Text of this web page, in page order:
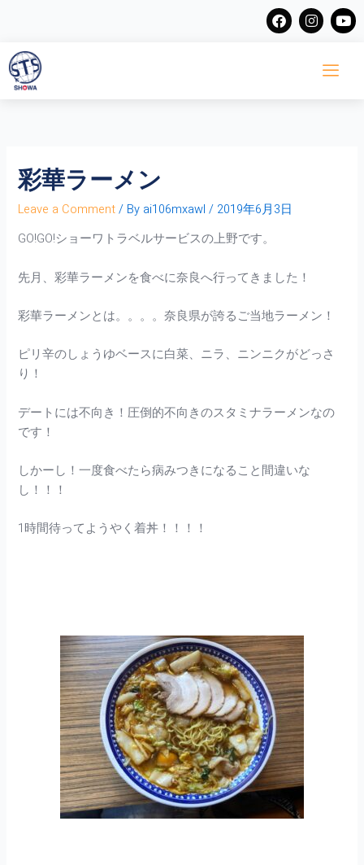
content
F
a
I
n
Y
o
彩華ラーメン
Leave a Comment / By ai106mxawl/ 2019年6月3日
GO!GO!ショーワトラベルサービスの上野です。
先月、彩華ラーメンを食べに奈良へ行ってきました！
彩華ラーメンとは。。。。奈良県が誇るご当地ラーメン！
ピリ辛のしょうゆベースに白菜、ニラ、ニンニクがどっさ
り！
デートには不向き！圧倒的不向きのスタミナラーメンなの
です！
しかーし！一度食べたら病みつきになること間違いな
し！！！
1時間待ってようやく着丼！！！！